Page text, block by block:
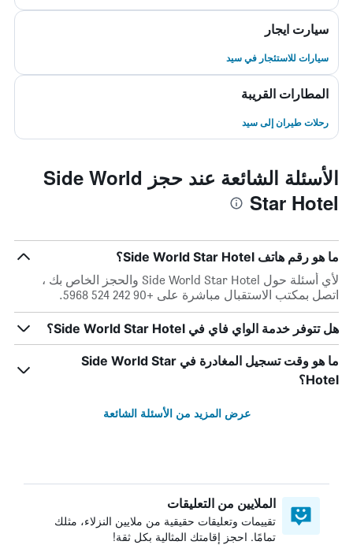
سيارت ايجار
سيارات للاستئجار في سيد
المطارات القريبة
رحلات طيران إلى سيد
الأسئلة الشائعة عند حجز Side World
Star Hotel
ما هو رقم هاتف Side World Star Hotel؟
لأي أسئلة حول Side World Star Hotel والحجز الخاص بك ،
اتصل بمكتب الاستقبال مباشرة على +90 242 524 5968.
هل تتوفر خدمة الواي فاي في Side World Star Hotel؟
ما هو وقت تسجيل المغادرة في Side World Star
Hotel؟
عرض المزيد من الأسئلة الشائعة
الملايين من التعليقات
تقييمات وتعليقات حقيقية من ملايين النزلاء، مثلك
تمامًا. احجز إقامتك المثالية بكل ثقة!